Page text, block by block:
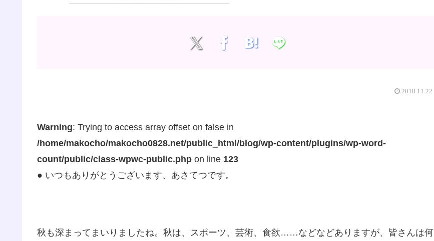
2018.11.22
Warning: Trying to access array offset on false in
/home/makocho/makocho0828.net/public_html/blog/wp-content/plugins/wp-word-
count/public/class-wpwc-public.php on line 123
● いつもありがとうございます、あさてつです。
秋も深まってまいりましたね。秋は、スポーツ、芸術、食欲……などなどありますが、皆さんは何